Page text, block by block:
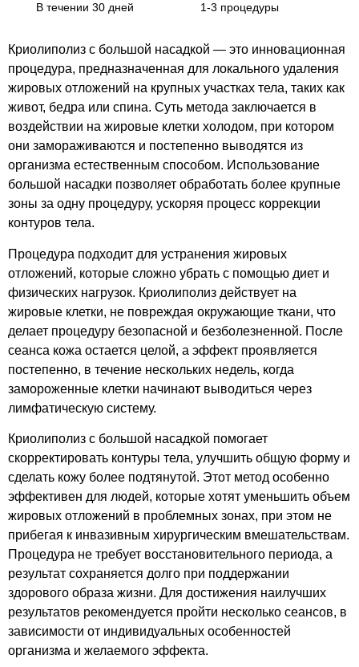
В течении 30 дней 1-3 процедуры
Криолиполиз с большой насадкой — это инновационная
процедура, предназначенная для локального удаления
жировых отложений на крупных участках тела, таких как
живот, бедра или спина. Суть метода заключается в
воздействии на жировые клетки холодом, при котором
они замораживаются и постепенно выводятся из
организма естественным способом. Использование
большой насадки позволяет обработать более крупные
зоны за одну процедуру, ускоряя процесс коррекции
контуров тела.
Процедура подходит для устранения жировых
отложений, которые сложно убрать с помощью диет и
физических нагрузок. Криолиполиз действует на
жировые клетки, не повреждая окружающие ткани, что
делает процедуру безопасной и безболезненной. После
сеанса кожа остается целой, а эффект проявляется
постепенно, в течение нескольких недель, когда
замороженные клетки начинают выводиться через
лимфатическую систему.
Криолиполиз с большой насадкой помогает
скорректировать контуры тела, улучшить общую форму и
сделать кожу более подтянутой. Этот метод особенно
эффективен для людей, которые хотят уменьшить объем
жировых отложений в проблемных зонах, при этом не
прибегая к инвазивным хирургическим вмешательствам.
Процедура не требует восстановительного периода, а
результат сохраняется долго при поддержании
здорового образа жизни. Для достижения наилучших
результатов рекомендуется пройти несколько сеансов, в
зависимости от индивидуальных особенностей
организма и желаемого эффекта.